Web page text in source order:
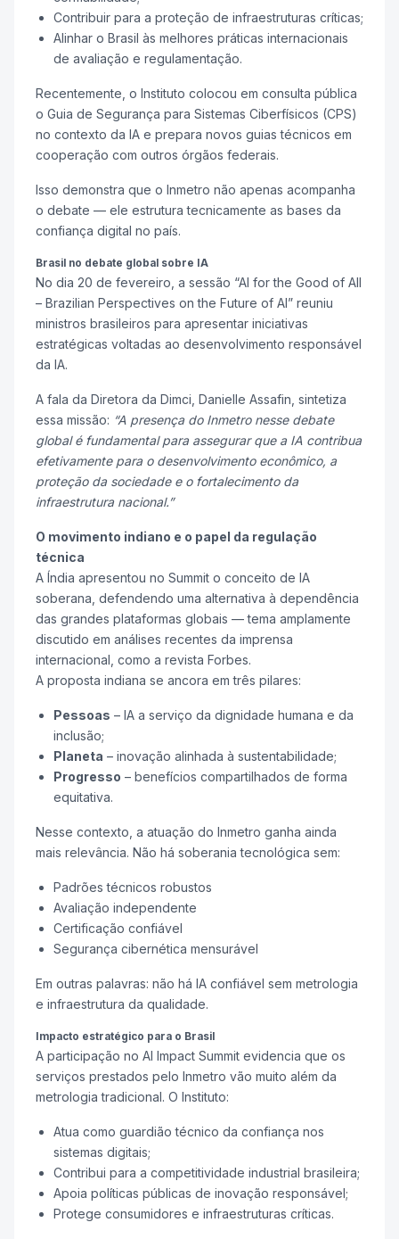
Contribuir para a proteção de infraestruturas críticas;
Alinhar o Brasil às melhores práticas internacionais
de avaliação e regulamentação.
Recentemente, o Instituto colocou em consulta pública
o Guia de Segurança para Sistemas Ciberfísicos (CPS)
no contexto da IA e prepara novos guias técnicos em
cooperação com outros órgãos federais.
Isso demonstra que o Inmetro não apenas acompanha
o debate — ele estrutura tecnicamente as bases da
confiança digital no país.
Brasil no debate global sobre IA
No dia 20 de fevereiro, a sessão “AI for the Good of All
– Brazilian Perspectives on the Future of AI” reuniu
ministros brasileiros para apresentar iniciativas
estratégicas voltadas ao desenvolvimento responsável
da IA.
A fala da Diretora da Dimci, Danielle Assafin, sintetiza
essa missão: “A presença do Inmetro nesse debate
global é fundamental para assegurar que a IA contribua
efetivamente para o desenvolvimento econômico, a
proteção da sociedade e o fortalecimento da
infraestrutura nacional.”
O movimento indiano e o papel da regulação
técnica
A Índia apresentou no Summit o conceito de IA
soberana, defendendo uma alternativa à dependência
das grandes plataformas globais — tema amplamente
discutido em análises recentes da imprensa
internacional, como a revista Forbes.
A proposta indiana se ancora em três pilares:
Pessoas – IA a serviço da dignidade humana e da
inclusão;
Planeta – inovação alinhada à sustentabilidade;
Progresso – benefícios compartilhados de forma
equitativa.
Nesse contexto, a atuação do Inmetro ganha ainda
mais relevância. Não há soberania tecnológica sem:
Padrões técnicos robustos
Avaliação independente
Certificação confiável
Segurança cibernética mensurável
Em outras palavras: não há IA confiável sem metrologia
e infraestrutura da qualidade.
Impacto estratégico para o Brasil
A participação no AI Impact Summit evidencia que os
serviços prestados pelo Inmetro vão muito além da
metrologia tradicional. O Instituto:
Atua como guardião técnico da confiança nos
sistemas digitais;
Contribui para a competitividade industrial brasileira;
Apoia políticas públicas de inovação responsável;
Protege consumidores e infraestruturas críticas.